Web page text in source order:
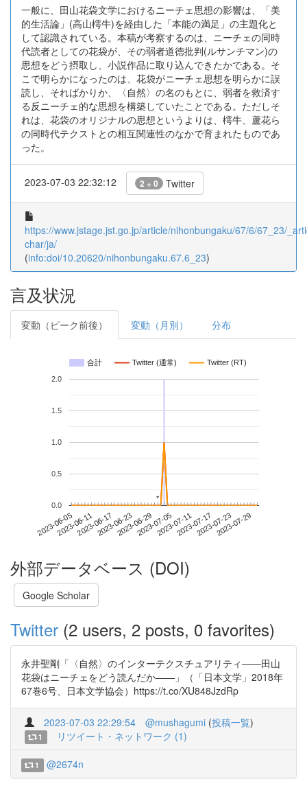
一般に、田山花袋文学におけるニーチェ思想の影響は、「美
的生活論」(高山樗牛)を経由した「本能の満足」の主題化と
して認識されている。本稿が考察するのは、ニーチェの同時
代読者としての花袋が、その弱者道徳批判(ルサンチマン)の
思想をどう摂取し、小説作品に取り込んできたかである。そ
こで明らかになったのは、花袋がニーチェ思想を明らかに誤
読し、そればかりか、〈自然〉の名のもとに、弱者を救済す
る反ニーチェ的な思想を構築していたことである。ただしそ
れは、花袋のオリジナルの思想というよりは、樗牛、蘆花ら
の同時代テクストとの相互関連性のなかで育まれたものであ
った。
2023-07-03 22:32:12 2 + 0 Twitter
https://www.jstage.jst.go.jp/article/nihonbungaku/67/6/67_23/
char/ja/
(info:doi/10.20620/nihonbungaku.67.6_23)
言及状況
変動（ピーク前後） 変動（月別） 分布
合計 Twitter (通常) Twitter (RT)
2023-06-052023-06-112023-06-172023-06-232023-06-292023-07-052023-07-112023-07-172023-07-232023-07-29
0.0
0.5
1.0
1.5
2.0
**
外部データベース (DOI)
Google Scholar
Twitter (2 users, 2 posts, 0 favorites)
永井聖剛「〈自然〉のインターテクスチュアリティ――田山
花袋はニーチェをどう読んだか――」（「日本文学」2018年
67巻6号、日本文学協会）https://t.co/XU848JzdRp
2023-07-03 22:29:54 @mushagumi (投稿一覧)
1 リツイート・ネットワーク (1)
1 @2674n